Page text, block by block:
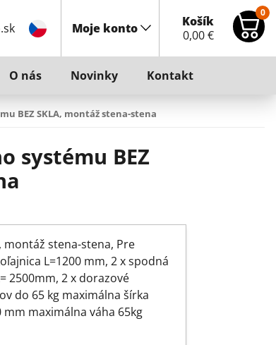
Moje konto
Košík
0,00€
0
O nás Novinky Kontakt
BEZ SKLA, montáž stena-stena
systému BEZ
montáž stena-stena, Pre
L=1200 mm, 2 x spodná
2500mm, 2 x dorazové
do 65 kg maximálna šírka
maximálna váha 65kg